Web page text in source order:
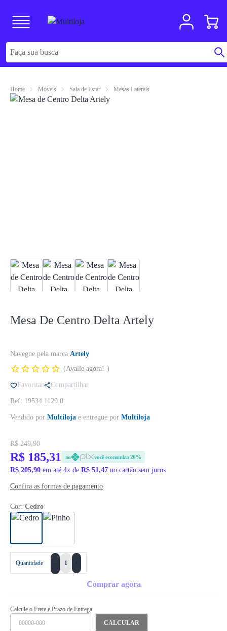
Home Móveis Sala de Estar Mesas Laterais
Mesa De Centro Delta Artely
Navegue pela marca Artely
Avalie agora!
Favoritar Compartilhar
Ref: 19534.1129.0
Vendido por Multiloja e entregue por Multiloja
R$ 249,90
R$ 185,31 no você economiza 26%
R$ 205,90 em até 4x de R$ 51,47 no cartão sem juros
Confira as formas de pagamento
Cor: Cedro
Quantidade
Comprar agora
Calcule o Frete e Prazo de Entrega
CALCULAR